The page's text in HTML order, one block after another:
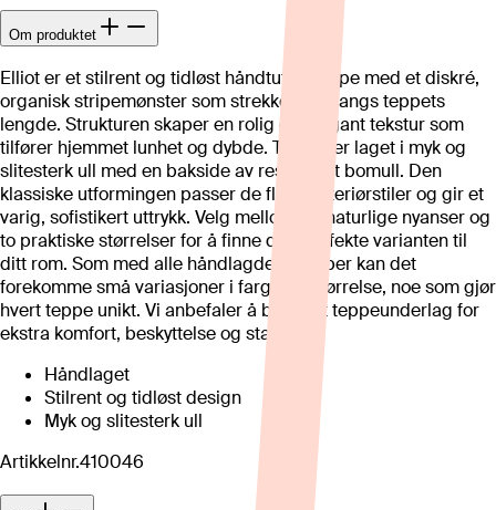
Om produktet
Elliot er et stilrent og tidløst håndtuftet teppe med et diskré,
organisk stripemønster som strekker seg langs teppets
lengde. Strukturen skaper en rolig og elegant tekstur som
tilfører hjemmet lunhet og dybde. Teppet er laget i myk og
slitesterk ull med en bakside av resirkulert bomull. Den
klassiske utformingen passer de fleste interiørstiler og gir et
varig, sofistikert uttrykk. Velg mellom tre naturlige nyanser og
to praktiske størrelser for å finne den perfekte varianten til
ditt rom. Som med alle håndlagde ulltepper kan det
forekomme små variasjoner i farge og størrelse, noe som gjør
hvert teppe unikt. Vi anbefaler å bruke et teppeunderlag for
ekstra komfort, beskyttelse og stabilitet.
Håndlaget
Stilrent og tidløst design
Myk og slitesterk ull
Artikkelnr.410046